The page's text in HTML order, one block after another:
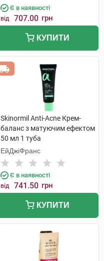
Є в наявності
від 707.00 грн
КУПИТИ
Skinormil Anti-Acne Крем-
баланс з матуючим ефектом
50 мл 1 туба
ЕйДжіФранс
Є в наявності
від 741.50 грн
КУПИТИ